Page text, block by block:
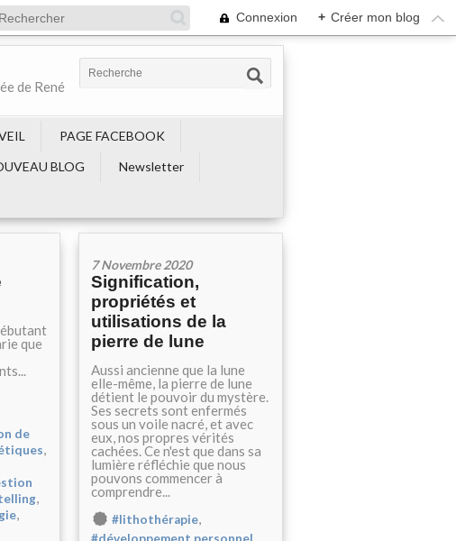
Connexion + Créer mon blog
de René
PAGE FACEBOOK
BLOG
Newsletter
que
de
,
,
,
7 Novembre 2020
Signification,
propriétés et
utilisations de la
pierre de lune
Aussi ancienne que la lune
elle-même, la pierre de lune
détient le pouvoir du mystère.
Ses secrets sont enfermés
sous un voile nacré, et avec
eux, nos propres vérités
cachées. Ce n'est que dans sa
lumière réfléchie que nous
pouvons commencer à
comprendre...
#lithothérapie,
,